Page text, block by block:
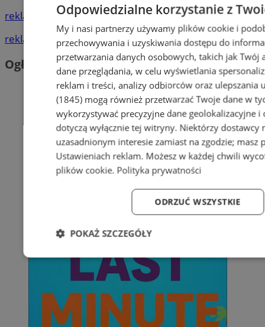
reklama
reklama
Ogłoszenia
Odpowiedzialne korzystanie z
My i nasi partnerzy używamy plików cookie i
przechowywania i uzyskiwania dostępu do
przetwarzania danych osobowych, takich jak
dane przeglądania, w celu wyświetlania
reklam i treści, analizy odbiorców oraz ulepszania
(1845)mogą również przetwarzać Twoje dane w
wykorzystywać precyzyjne dane geolokalizacyjne
dotyczą wyłącznie tej witryny. Niektórzy dostawcy
uzasadnionym interesie zamiast na zgodzie; masz
Ustawieniach reklam. Możesz w każdej chwili
plików cookie. Polityka prywatności
ODRZUĆ WSZYSTKIE
POKAŻ SZCZEGÓŁY
Niezbędne Wydajność Targetowanie